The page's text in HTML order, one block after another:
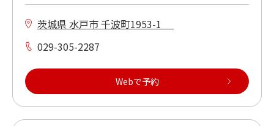
茨城県 水戸市 千波町1953-1
029-305-2287
Webで予約